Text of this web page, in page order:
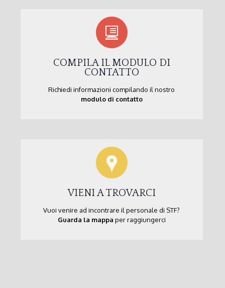
COMPILA IL MODULO DI
CONTATTO
Richiedi informazioni compilando il nostro
modulo di contatto
VIENI A TROVARCI
Vuoi venire ad incontrare il personale di STF?
Guarda la mappa per raggiungerci